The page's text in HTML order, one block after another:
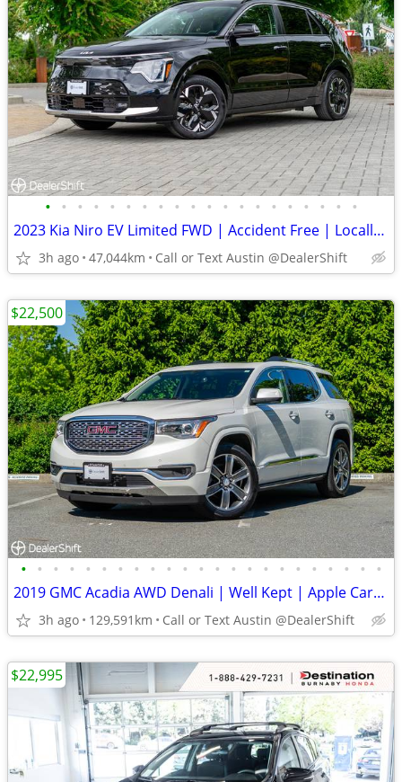
• • • • • • • • • • • • • • • • • • • •
2023 Kia Niro EV Limited FWD | Accident Free | Locally Owned
3h ago 47,044km Call or Text Austin @DealerShift
• • • • • • • • • • • • • • • • • • • • • • •
2019 GMC Acadia AWD Denali | Well Kept | Apple Carplay | Loaded
3h ago 129,591km Call or Text Austin @DealerShift
$22,500
$22,995